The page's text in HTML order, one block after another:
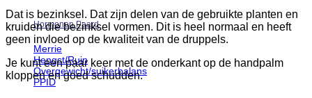
Hormonen Paard
Merrie
Hengst/Ruin
Overgewicht/suikerbalans
PPID
Dat is bezinksel. Dat zijn delen van de gebruikte planten en
kruiden die bezinksel vormen. Dit is heel normaal en heeft
geen invloed op de kwaliteit van de druppels.
Je kunt een paar keer met de onderkant op de handpalm
kloppen en goed schudden.